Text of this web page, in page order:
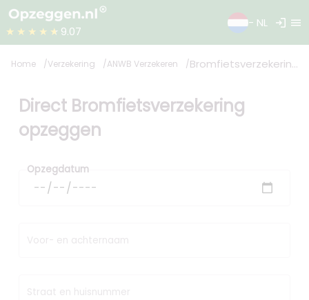
★★★★★ 9.07
- NL login menu
Home Verzekering ANWB Verzekeren Bromfietsverzekering
Direct Bromfietsverzekering
opzeggen
Opzegdatum
Voor- en achternaam
Straat en huisnummer